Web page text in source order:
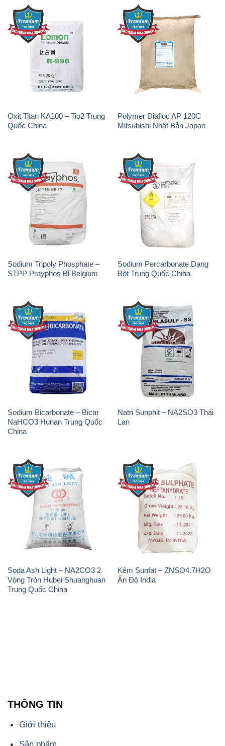
Oxit Titan KA100 – Tio2 Trung
Polymer Diafloc AP 120C
Mitsubishi Nhật Bản Japan
Sodium Tripoly Phosphate –
STPP Prayphos Bỉ Belgium
Sodium Percarbonate Dạng
Bột Trung Quốc China
Sodium Bicarbonate – Bicar
NaHCO3 Hunan Trung Quốc
Natri Sunphit – NA2SO3 Thái
Soda Ash Light – NA2CO3 2
Vòng Tròn Hubei Shuanghuan
Trung Quốc China
Kẽm Sunfat – ZNSO4.7H2O
Ấn Độ India
Chính sách và quy định chung
Tin tức
Liên hệ